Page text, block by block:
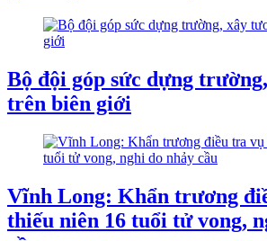
Bộ đội góp sức dựng
trên biên giới
Vĩnh Long: Khẩn trương
thiếu niên 16 tuổi tử vong,